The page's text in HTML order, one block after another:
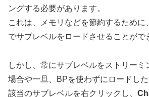
ングする必要があります。
これは、メモリなどを節約するために
でサブレベルをロードさせることがで
しかし、常にサブレベルをストリーミ
場合や一旦、BPを使わずにロードし
該当のサブレベルを右クリックし、